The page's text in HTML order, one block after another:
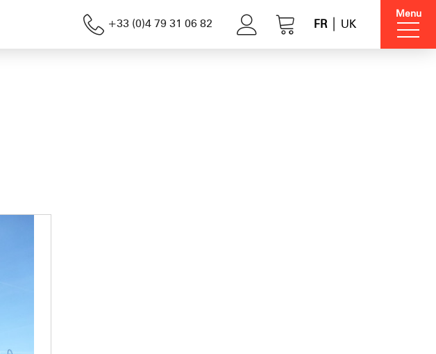
+33 (0)4 79 31 06 82 FR UK
Menu